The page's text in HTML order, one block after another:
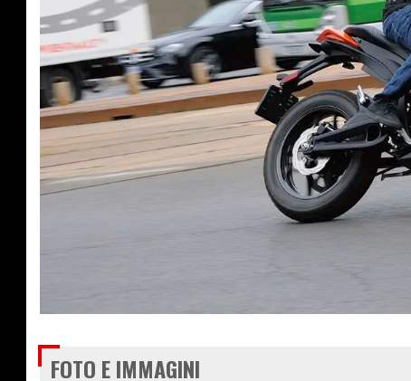
FOTO E IMMAGINI